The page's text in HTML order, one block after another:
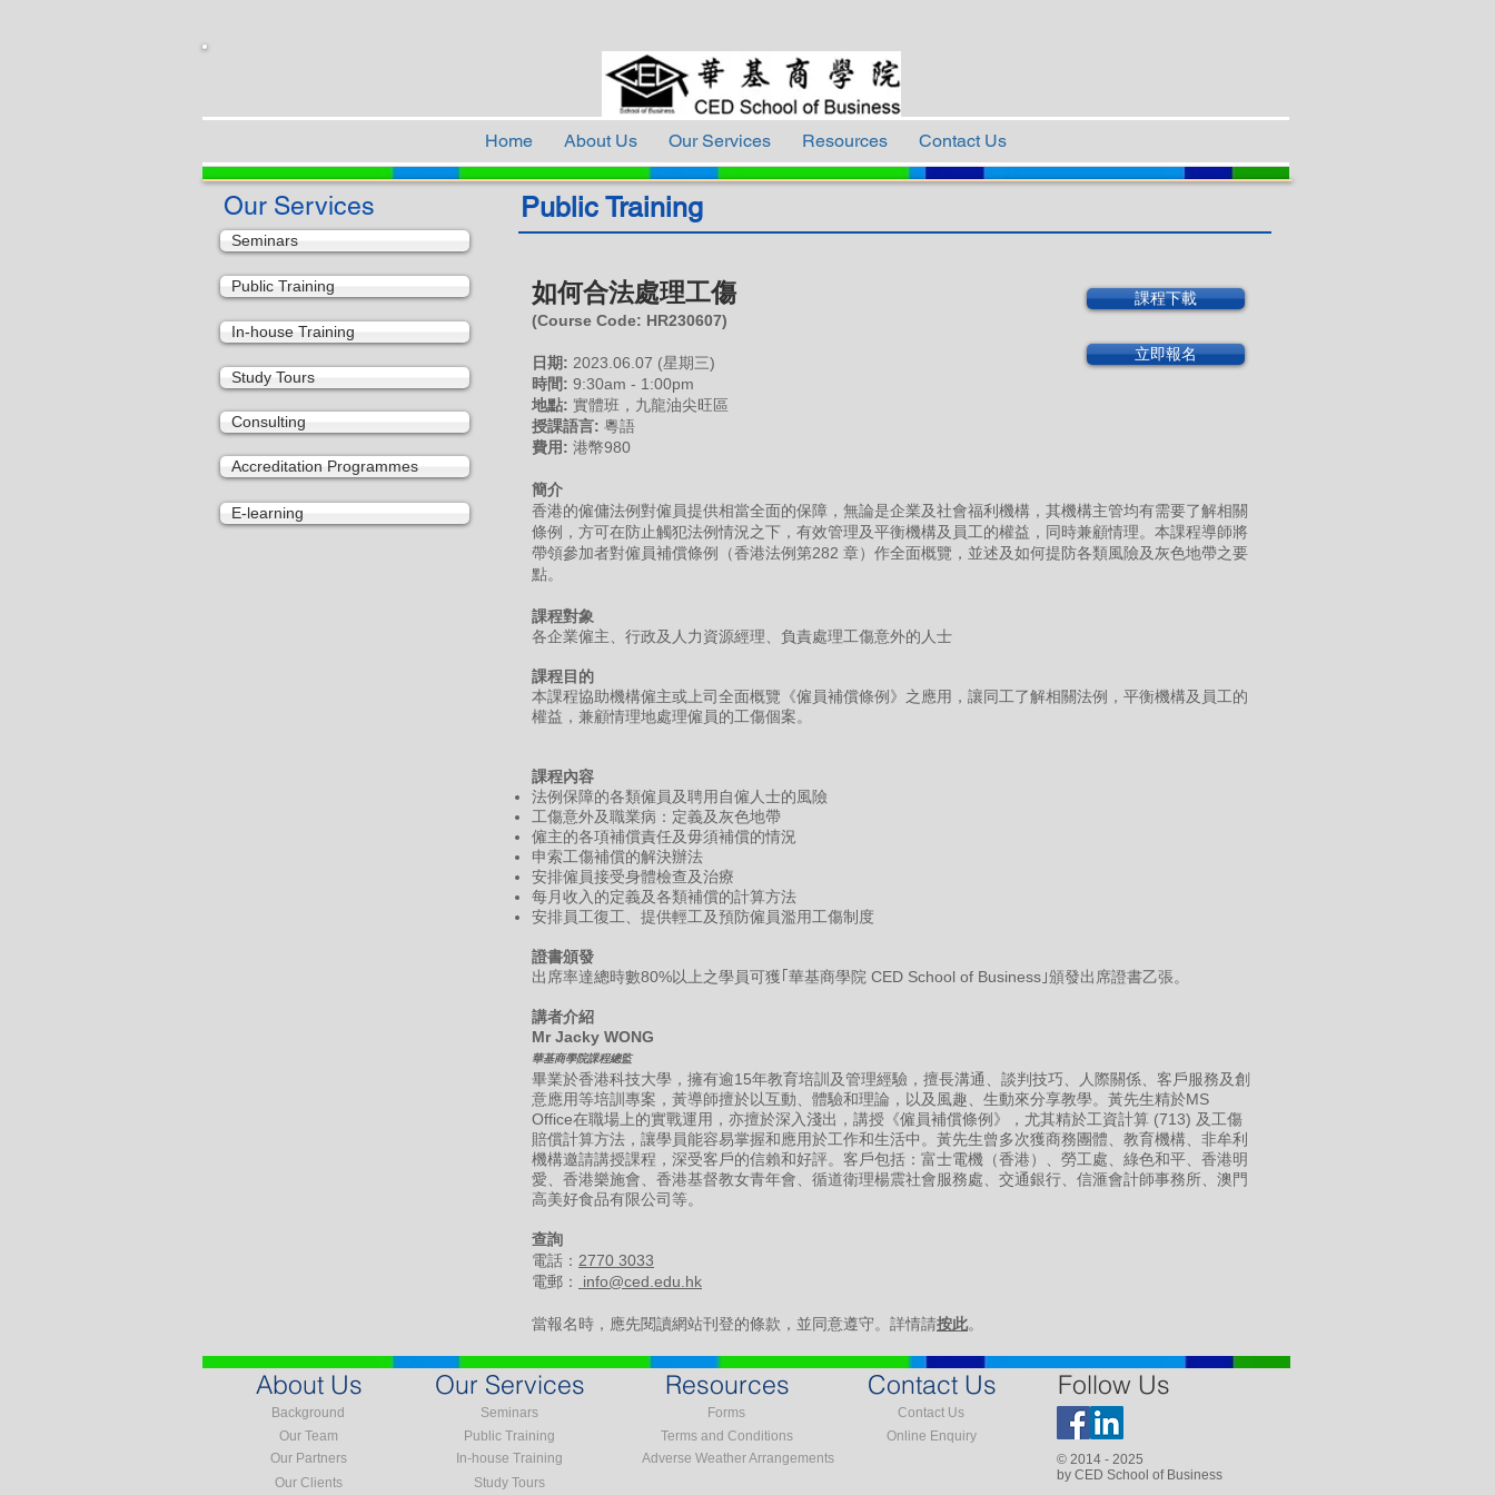
Home About Us Our Services Resources Contact Us
Our Services
Seminars
Public Training
In-house Training
Study Tours
Consulting
Accreditation Programmes
E-learning
Public Training
如何合法處理工傷
(Course Code: HR230607)
日期: 2023.06 .07 (星期三)
時間: 9:30am - 1:00pm
地點: 實體班，九龍油尖旺區
授課語言: 粵語
費用: 港幣980
簡介
香港的僱傭法例對僱員提供相當全面的保障，無論是企業及社會福利機構，其機構主管均有需要了解相關
條例，方可在防止觸犯法例情況之下，有效管理及平衡機構及員工的權益，同時兼顧情理。本課程導師將
帶領參加者對僱員補償條例（香港法例第282 章）作全面概覽，並述及如何提防各類風險及灰色地帶之要
點。
課程對象
各企業僱主、行政及人力資源經理、負責處理工傷意外的人士
課程目的
本課程協助機構僱主或上司全面概覽《僱員補償條例》之應用，讓同工了解相關法例，平衡機構及員工的
權益，兼顧情理地處理僱員的工傷個案。
課程內容
法例保障的各類僱員及聘用自僱人士的風險
工傷意外及職業病：定義及灰色地帶
僱主的各項補償責任及毋須補償的情況
申索工傷補償的解決辦法
安排僱員接受身體檢查及治療
每月收入的定義及各類補償的計算方法
安排員工復工、提供輕工及預防僱員濫用工傷制度
證書頒發
出席率達總時數80%以上之學員可獲｢華基商學院 CED School of Business｣頒發出席證書乙張。
講者介紹
Mr Jacky WONG
華基商學院課程總監
畢業於香港科技大學，擁有逾15年教育培訓及管理經驗，擅長溝通、談判技巧、人際關係、客戶服務及創
意應用等培訓專案，黃導師擅於以互動、體驗和理論，以及風趣、生動來分享教學。黃先生精於MS
Office在職場上的實戰運用，亦擅於深入淺出，講授《僱員補償條例》，尤其精於工資計算 (713) 及工傷
賠償計算方法，讓學員能容易掌握和應用於工作和生活中。黃先生曾多次獲商務團體、教育機構、非牟利
機構邀請講授課程，深受客戶的信賴和好評。客戶包括：富士電機（香港）、勞工處、綠色和平、香港明
愛、香港樂施會、香港基督教女青年會、循道衛理楊震社會服務處、交通銀行、信滙會計師事務所、澳門
高美好食品有限公司等。
​查詢
電話： 2770 3033
電郵：
info@ced.edu.hk
當報名時，應先閱讀網站刊登的條款，並同意遵守。詳情請按此。
課程下載
立即報名
About Us
Background
Our Team
Our Partners
Our Clients
Our Services
Seminars
Public Training
In-house Training
Study Tours
Resources
Forms
Terms and Conditions
Contact Us
Contact Us
Online Enquiry
Adverse Weather Arrangements
Follow Us
© 2014 - 2025
by CED School of Business